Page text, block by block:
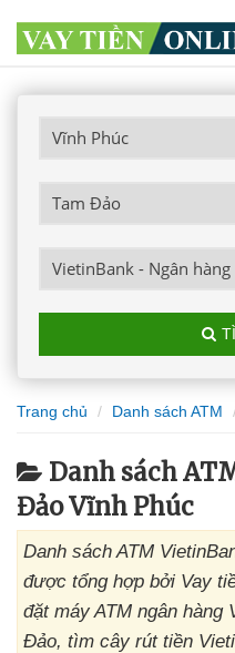
Trang chủ Danh sách ATM
Danh sách
Đảo Vĩnh Phúc
Danh sách ATM
được tổng hợp bởi Vay
đặt máy ATM ngân hàng
Đảo, tìm cây rút tiền